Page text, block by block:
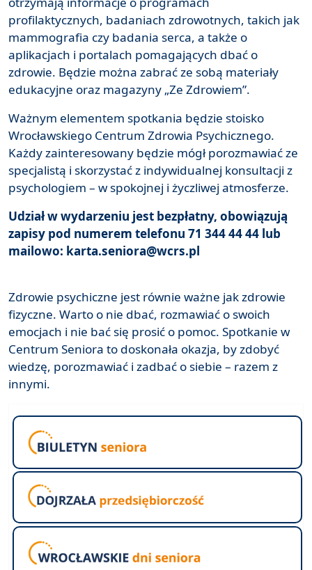
profilaktycznych, badaniach zdrowotnych, takich jak
mammografia czy badania serca, a także o
aplikacjach i portalach pomagających dbać o
zdrowie. Będzie można zabrać ze sobą materiały
edukacyjne oraz magazyny „Ze Zdrowiem”.
Ważnym elementem spotkania będzie stoisko
Wrocławskiego Centrum Zdrowia Psychicznego.
Każdy zainteresowany będzie mógł porozmawiać ze
specjalistą i skorzystać z indywidualnej konsultacji z
psychologiem – w spokojnej i życzliwej atmosferze.
Udział w wydarzeniu jest bezpłatny, obowiązują
zapisy pod numerem telefonu 71 344 44 44 lub
mailowo: karta.seniora@wcrs.pl
Zdrowie psychiczne jest równie ważne jak zdrowie
fizyczne. Warto o nie dbać, rozmawiać o swoich
emocjach i nie bać się prosić o pomoc. Spotkanie w
Centrum Seniora to doskonała okazja, by zdobyć
wiedzę, porozmawiać i zadbać o siebie – razem z
innymi.